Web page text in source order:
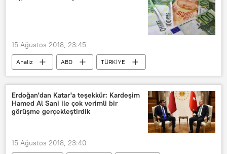
15 Ağustos 2018, 23:45
Analiz ABD
TÜRKİYE
Andrew Brunson
TL
Dolar
Avrupa
Erdoğan'dan Katar'a teşekkür: Kardeşim
Hamed Al Sani ile çok verimli bir
görüşme gerçekleştirdik
15 Ağustos 2018, 23:40